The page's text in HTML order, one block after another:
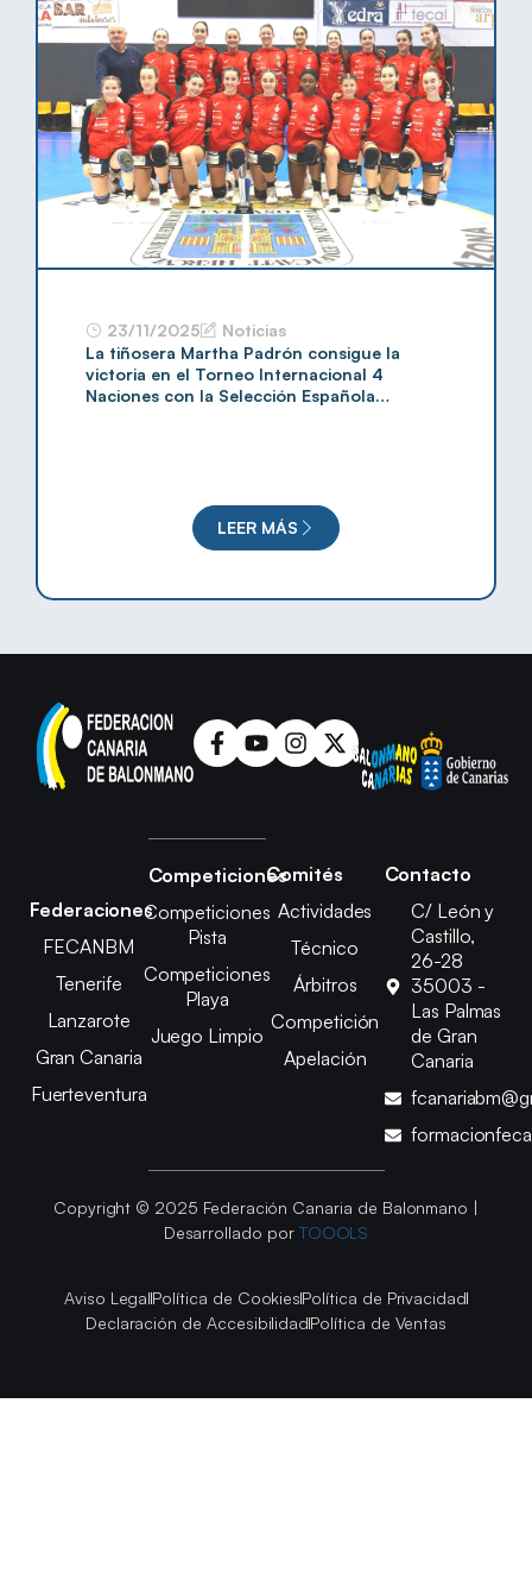
23/11/2025
Noticias
La tiñosera Martha Padrón consigue la
victoria en el Torneo Internacional 4
Naciones con la Selección Española
LEER MÁS
Federaciones
FECANBM
Tenerife
Lanzarote
Gran Canaria
Fuerteventura
Competiciones
Competiciones
Pista
Competiciones
Playa
Juego Limpio
Comités
Actividades
Técnico
Árbitros
Competición
Apelación
Contacto
C/ León y
Castillo,
26-28
35003 -
Las Palmas
de Gran
Canaria
Copyright © 2025 Federación Canaria de Balonmano |
Desarrollado por TOOOLS
Aviso LegalPolítica de CookiesPolítica de Privacidad
Declaración de AccesibilidadPolítica de Ventas